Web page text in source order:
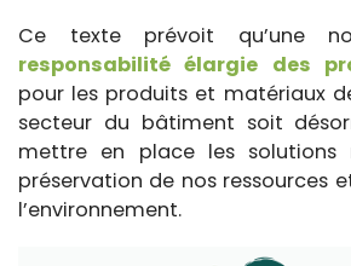
Ce texte prévoit qu’une
responsabilité élargie des
pour les produits et matériaux
secteur du bâtiment soit
mettre en place les solutions
préservation de nos ressources
l’environnement.